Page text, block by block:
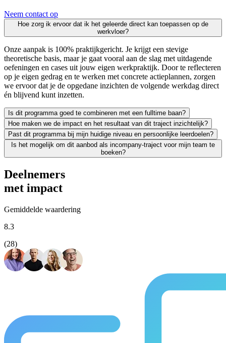
Neem contact op
Hoe zorg ik ervoor dat ik het geleerde direct kan toepassen op de
werkvloer?
Onze aanpak is 100% praktijkgericht. Je krijgt een stevige
theoretische basis, maar je gaat vooral aan de slag met uitdagende
oefeningen en cases uit jouw eigen werkpraktijk. Door te reflecteren
op je eigen gedrag en te werken met concrete actieplannen, zorgen
we ervoor dat je de opgedane inzichten de volgende werkdag direct
én blijvend kunt inzetten.
Is dit programma goed te combineren met een fulltime baan?
Zeker. We leiden uitsluitend werkende professionals op en weten
Hoe maken we de impact en het resultaat van dit traject inzichtelijk?
Leren moet leiden tot merkbaar resultaat; voor jezelf én voor je
Past dit programma bij mijn huidige niveau en persoonlijke leerdoelen?
We vinden het essentieel dat je een traject kiest dat écht bij je past
Is het mogelijk om dit aanbod als incompany-traject voor mijn team te
boeken?
Absoluut. Vrijwel al onze trainingen en opleidingen kunnen we
Deelnemers
met impact
Gemiddelde waardering
8.3
(28)